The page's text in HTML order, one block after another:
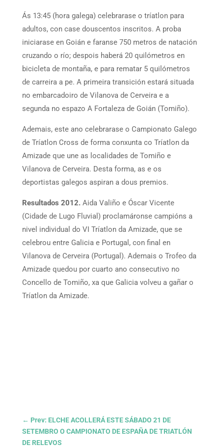
Ás 13:45 (hora galega) celebrarase o tríatlon para
adultos, con case douscentos inscritos. A proba
iniciarase en Goián e faranse 750 metros de natación
cruzando o río; despois haberá 20 quilómetros en
bicicleta de montaña, e para rematar 5 quilómetros
de carreira a pe. A primeira transición estará situada
no embarcadoiro de Vilanova de Cerveira e a
segunda no espazo A Fortaleza de Goián (Tomiño).
Ademais, este ano celebrarase o Campionato Galego
de Tríatlon Cross de forma conxunta co Tríatlon da
Amizade que une as localidades de Tomiño e
Vilanova de Cerveira. Desta forma, as e os
deportistas galegos aspiran a dous premios.
Resultados 2012.Aida Valiño e Óscar Vicente
(Cidade de Lugo Fluvial) proclamáronse campións a
nivel individual do VI Tríatlon da Amizade, que se
celebrou entre Galicia e Portugal, con final en
Vilanova de Cerveira (Portugal). Ademais o Trofeo da
Amizade quedou por cuarto ano consecutivo no
Concello de Tomiño, xa que Galicia volveu a gañar o
Tríatlon da Amizade.
← Prev: ELCHE ACOLLERÁ ESTE SÁBADO 21 DE
SETEMBRO O CAMPIONATO DE ESPAÑA DE TRIATLÓN
DE RELEVOS